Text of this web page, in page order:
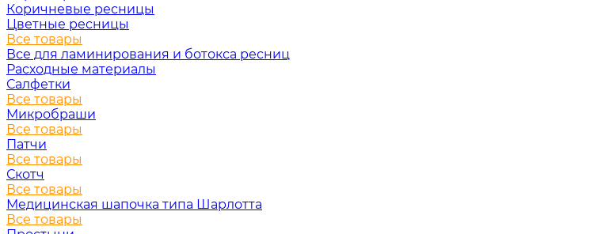
Коричневые ресницы
Цветные ресницы
Все товары
Все для ламинирования и ботокса ресниц
Расходные материалы
Салфетки
Все товары
Микробраши
Все товары
Патчи
Все товары
Скотч
Все товары
Медицинская шапочка типа Шарлотта
Все товары